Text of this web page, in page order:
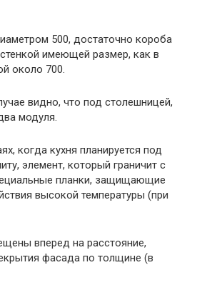
500, достаточно короба
стенкой имеющей размер, как в
около 700.
видно, что под столешницей,
модуля.
когда кухня планируется под
элемент, который граничит с
планки, защищающие
высокой температуры (при
вперед на расстояние,
фасада по толщине (в